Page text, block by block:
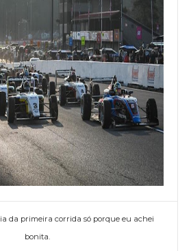
da primeira corrida só porque eu achei
bonita.